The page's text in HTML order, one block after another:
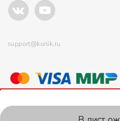
support@konik.ru